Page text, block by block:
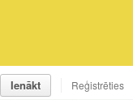
Ienākt Reģistrēties